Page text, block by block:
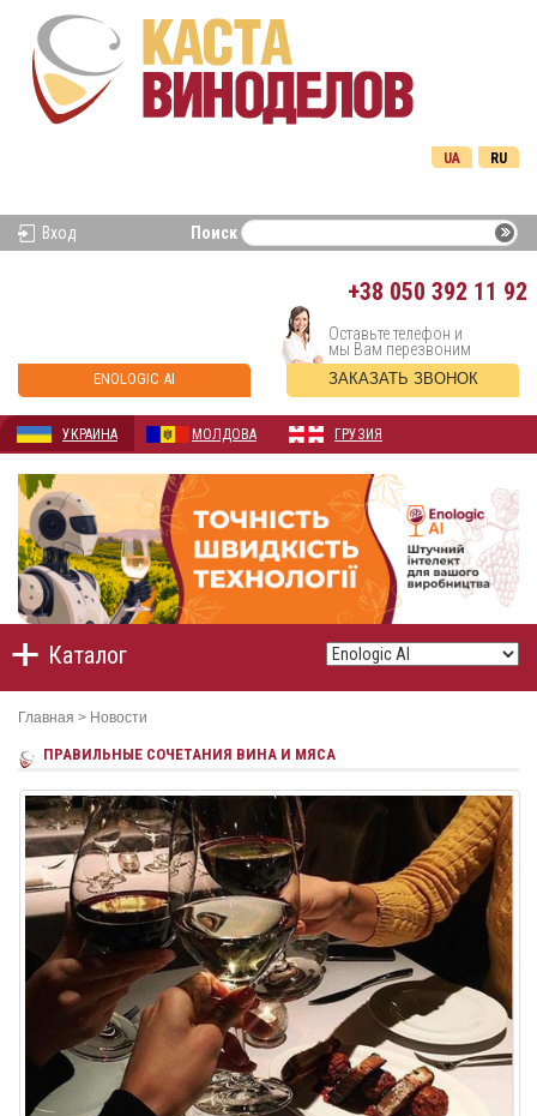
RU
UA
Вход Поиск
+38 050 392 11 92
ENOLOGIC AI
Оставьте телефон и
мы Вам перезвоним
ЗАКАЗАТЬ ЗВОНОК
УКРАИНА МОЛДОВА ГРУЗИЯ
Каталог
Главная > Новости
ПРАВИЛЬНЫЕ СОЧЕТАНИЯ ВИНА И МЯСА